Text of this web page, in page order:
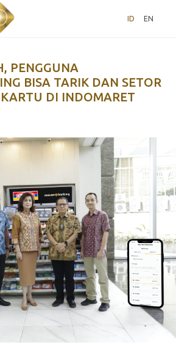
ID EN
PENGGUNA
BISA TARIK DAN SETOR
DI INDOMARET